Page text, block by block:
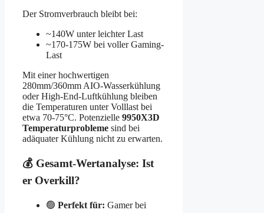
Der Stromverbrauch bleibt bei:
~140W unter leichter Last
~170-175W bei voller Gaming-
Last
Mit einer hochwertigen
280mm/360mm AIO-Wasserkühlung
oder High-End-Luftkühlung bleiben
die Temperaturen unter Volllast bei
etwa 70-75°C. Potenzielle 9950X3D
Temperaturprobleme sind bei
adäquater Kühlung nicht zu erwarten.
💰 Gesamt-Wertanalyse: Ist
er Overkill?
🟢 Perfekt für: Gamer bei